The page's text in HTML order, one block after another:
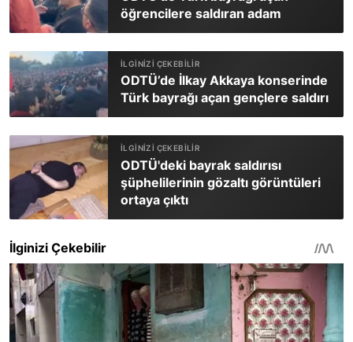
öğrencilere saldıran adam
ODTÜ’de İlkay Akkaya konserinde
Türk bayrağı açan gençlere saldırı
ODTÜ'deki bayrak saldırısı
şüphelilerinin gözaltı görüntüleri
ortaya çıktı